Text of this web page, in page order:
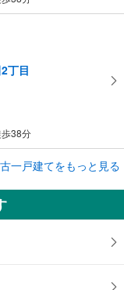
丁目
38分
一戸建てをもっと見る